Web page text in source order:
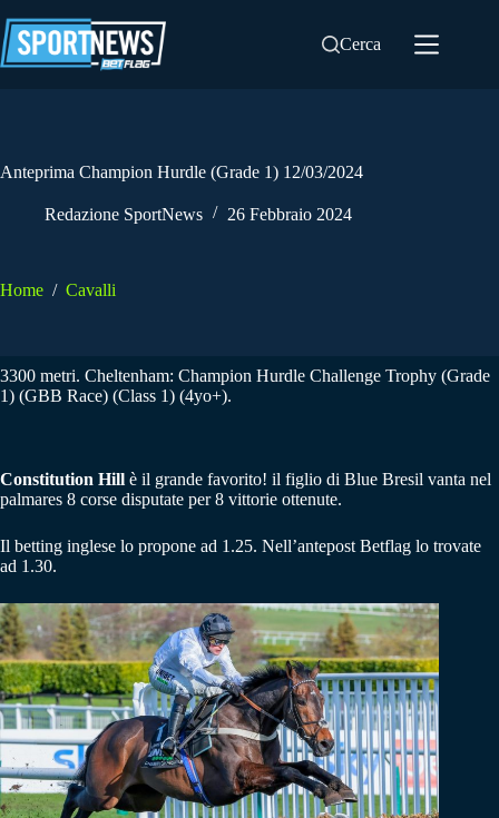
al
contenuto
Cerca
Anteprima Champion Hurdle (Grade 1) 12/03/2024
Redazione SportNews 26 Febbraio 2024
Home / Cavalli
3300 metri. Cheltenham: Champion Hurdle Challenge Trophy (Grade
1) (GBB Race) (Class 1) (4yo+).
Constitution Hill è il grande favorito! il figlio di Blue Bresil vanta nel
palmares 8 corse disputate per 8 vittorie ottenute.
Il betting inglese lo propone ad 1.25. Nell’antepost Betflag lo trovate
ad 1.30.